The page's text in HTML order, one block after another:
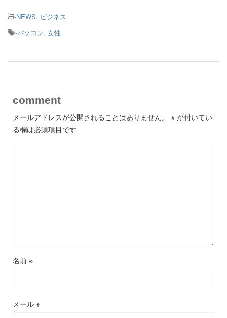
-NEWS, ビジネス
-パソコン, 女性
comment
メールアドレスが公開されることはありません。 ※ が付いてい
る欄は必須項目です
名前 ※
メール ※